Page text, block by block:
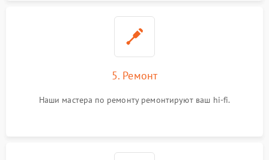
5. Ремонт
Наши мастера по ремонту ремонтируют ваш hi-fi.